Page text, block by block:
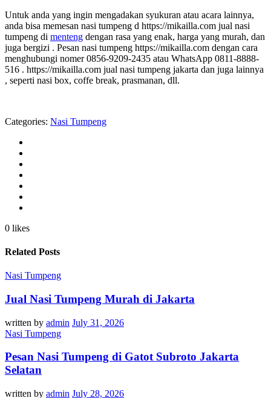
Untuk anda yang ingin mengadakan syukuran atau acara lainnya,
anda bisa memesan nasi tumpeng d https://mikailla.com jual nasi
tumpeng di menteng dengan rasa yang enak, harga yang murah, dan
juga bergizi . Pesan nasi tumpeng https://mikailla.com dengan cara
menghubungi nomer 0856-9209-2435 atau WhatsApp 0811-8888-
516 . https://mikailla.com jual nasi tumpeng jakarta dan juga lainnya
, seperti nasi box, coffe break, prasmanan, dll.
Categories: Nasi Tumpeng
0 likes
Related Posts
Nasi Tumpeng
Jual Nasi Tumpeng Murah di Jakarta
written by admin July 31, 2026
Nasi Tumpeng
Pesan Nasi Tumpeng di Gatot Subroto Jakarta
Selatan
written by admin July 28, 2026